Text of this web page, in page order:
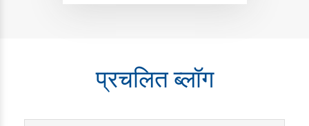
प्रचलित ब्लॉग